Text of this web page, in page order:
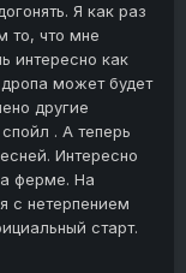
Я как раз
то, что мне
интересно как
может будет
другие
. А теперь
Интересно
ферме. На
с нетерпением
старт.